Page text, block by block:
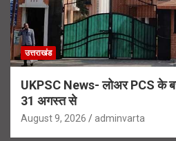
उत्तराखंड
UKPSC News- लोअर PCS के
31 अगस्त से
August 9, 2026 adminvarta